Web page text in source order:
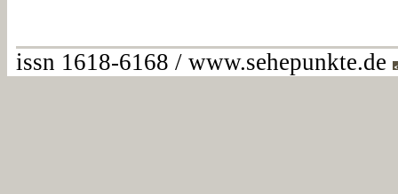
issn 1618-6168 / www.sehepunkte.de